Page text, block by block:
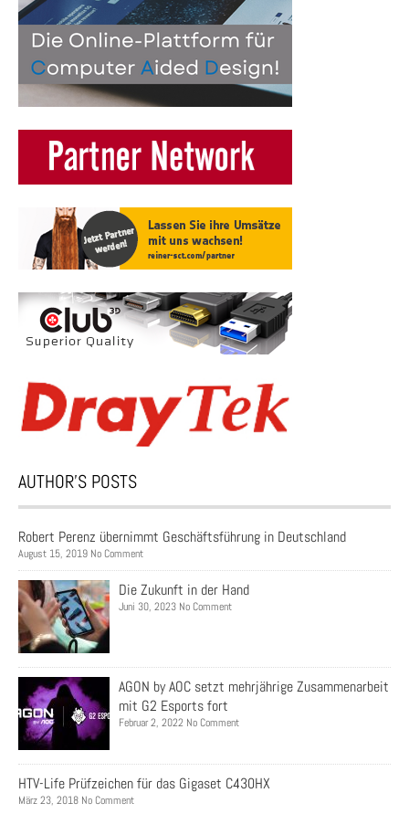
AUTHOR’S POSTS
Robert Perenz übernimmt Geschäftsführung in Deutschland
August 15, 2019 No Comment
Die Zukunft in der Hand
Juni 30, 2023 No Comment
AGON by AOC setzt mehrjährige Zusammenarbeit
mit G2 Esports fort
Februar 2, 2022 No Comment
HTV-Life Prüfzeichen für das Gigaset C430HX
März 23, 2018 No Comment